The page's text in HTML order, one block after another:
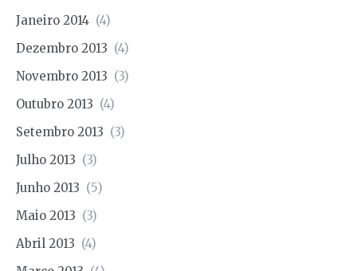
Janeiro 2014 (4)
Dezembro 2013 (4)
Novembro 2013 (3)
Outubro 2013 (4)
Setembro 2013 (3)
Julho 2013 (3)
Junho 2013 (5)
Maio 2013 (3)
Abril 2013 (4)